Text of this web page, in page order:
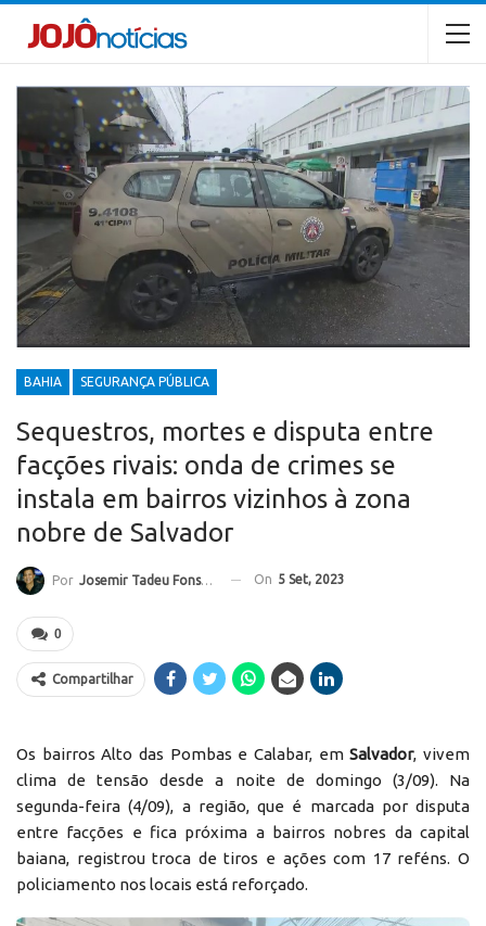
BAHIA SEGURANÇA PÚBLICA
Sequestros, mortes e disputa entre
facções rivais: onda de crimes se
instala em bairros vizinhos à zona
nobre de Salvador
Por Josemir Tadeu Fonseca On 5 Set, 2023
0
Compartilhar
Os bairros Alto das Pombas e Calabar, emSalvador, vivem
clima de tensão desde a noite de domingo (3/09). Na
segunda-feira (4/09), a região, que é marcada por disputa
entre facções e fica próxima a bairros nobres da capital
baiana, registrou troca de tiros e ações com 17 reféns. O
policiamento nos locais está reforçado.